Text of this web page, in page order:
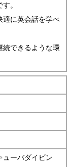
。
適に英会話を学べ
続できるような環
ューバダイビン